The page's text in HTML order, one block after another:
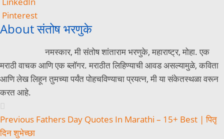
Pinterest
About संतोष भरणुके
नमस्कार, मी संतोष शांताराम भरणुके, महाराष्ट्र, मोहा. एक
मराठी वाचक आणि एक ब्लॉगर. मराठीत लिहिण्याची आवड असल्यामुळे, कविता
आणि लेख लिहून तुमच्या पर्यंत पोहचविण्याचा प्रयत्न, मी या संकेतस्थळा वरून
करत आहे.
Previous Fathers Day Quotes In Marathi – 15+ Best | पितृ
दिन शुभेच्छा